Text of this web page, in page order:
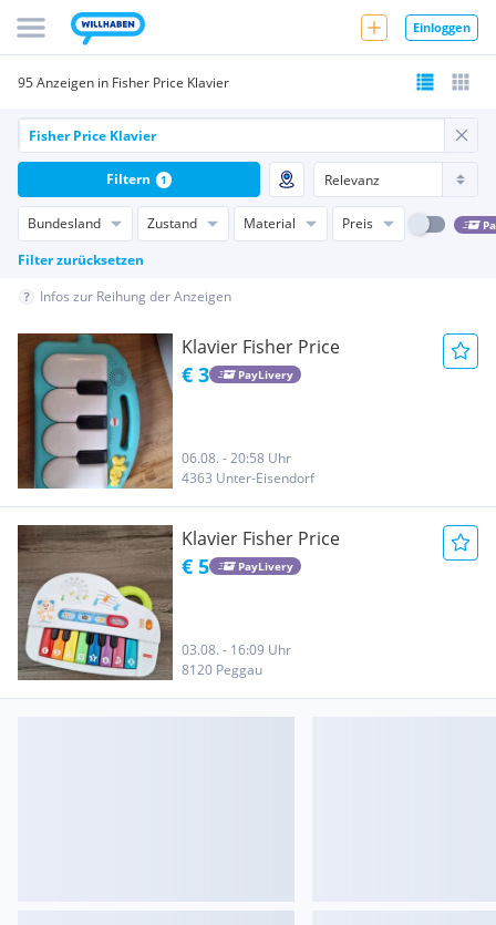
Einloggen
95 Anzeigen in Fisher Price Klavier
Bundesland Zustand Material Preis
Filter zurücksetzen
Filtern 1
Infos zur Reihung der Anzeigen
Klavier Fisher Price
€ 3 PayLivery
06.08. - 20:58 Uhr
4363 Unter-Eisendorf
Klavier Fisher Price
€ 5 PayLivery
03.08. - 16:09 Uhr
8120 Peggau